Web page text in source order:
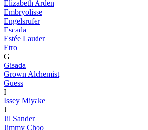
Elizabeth Arden
Embryolisse
Engelsrufer
Escada
Estée Lauder
Etro
G
Gisada
Grown Alchemist
Guess
I
Issey Miyake
J
Jil Sander
Jimmy Choo